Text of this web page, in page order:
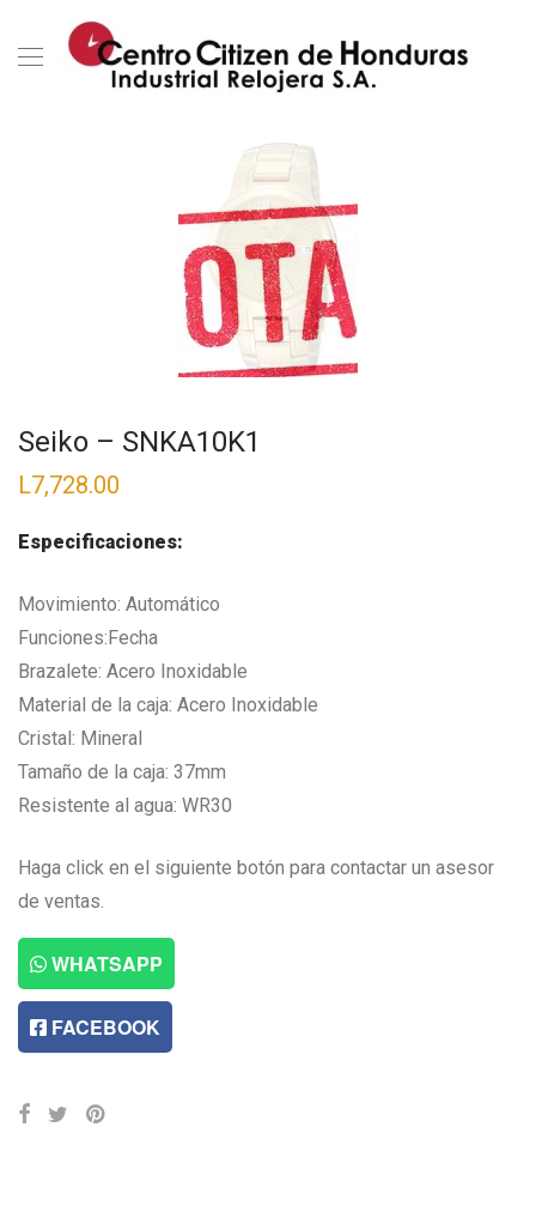
Seiko – SNKA10K1
L7,728.00
Especificaciones:
Movimiento: Automático
Funciones:Fecha
Brazalete: Acero Inoxidable
Material de la caja: Acero Inoxidable
Cristal: Mineral
Tamaño de la caja: 37mm
Resistente al agua: WR30
Haga click en el siguiente botón para contactar un asesor
de ventas.
WHATSAPP
FACEBOOK